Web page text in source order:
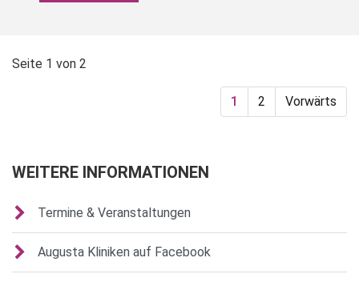
Seite 1 von 2
1 2 Vorwärts
WEITERE INFORMATIONEN
Termine & Veranstaltungen
Augusta Kliniken auf Facebook